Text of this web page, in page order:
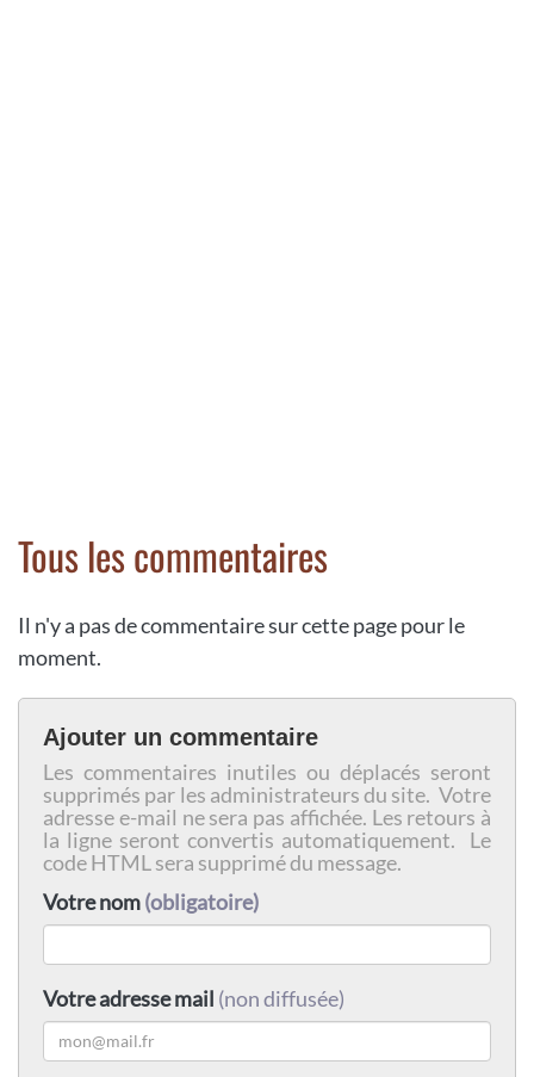
Tous les commentaires
Il n'y a pas de commentaire sur cette page pour le
moment.
Ajouter un commentaire
Les commentaires inutiles ou déplacés seront
supprimés par les administrateurs du site. Votre
adresse e-mail ne sera pas affichée. Les retours à
la ligne seront convertis automatiquement. Le
code HTML sera supprimé du message.
Votre nom(obligatoire)
Votre adresse mail (non diffusée)